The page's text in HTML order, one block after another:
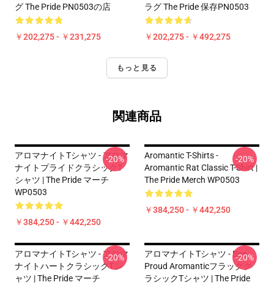
グ The Pride PN0503の店
￥202,275 - ￥231,275
ラグ The Pride 保存PN0503
￥202,275 - ￥492,275
もっと見る
関連商品
アロマナイトTシャツ - アロマ
ナイトプライドクラシックT
シャツ | The Pride マーチ
WP0503
￥384,250 - ￥442,250
-20%
Aromantic T-Shirts -
Aromantic Rat Classic T-Shirt |
The Pride Merch WP0503
￥384,250 - ￥442,250
-20%
アロマナイトTシャツ - アロマ
ナイトハートクラシックTシ
ャツ | The Pride マーチ
-20%
アロマナイトTシャツ - Bee
Proud Aromanticフラッグク
ラシックTシャツ | The Pride
-20%